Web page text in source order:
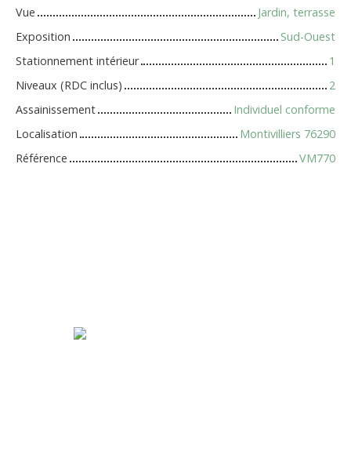
Vue
Jardin, terrasse
Exposition
Sud-Ouest
Stationnement intérieur
1
Niveaux (RDC inclus)
2
Assainissement
Individuel conforme
Localisation
Montivilliers 76290
Référence
VM770